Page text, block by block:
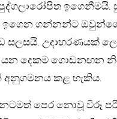
ඉගෙනීමයි.
ඉගෙන ගන්නන්ට
සලසයි. උදාහරණයක්
යන දෙකම ගොඩනඟන
අනුගමනය කළ හැකිය.
පෙර නොවූ විරූ